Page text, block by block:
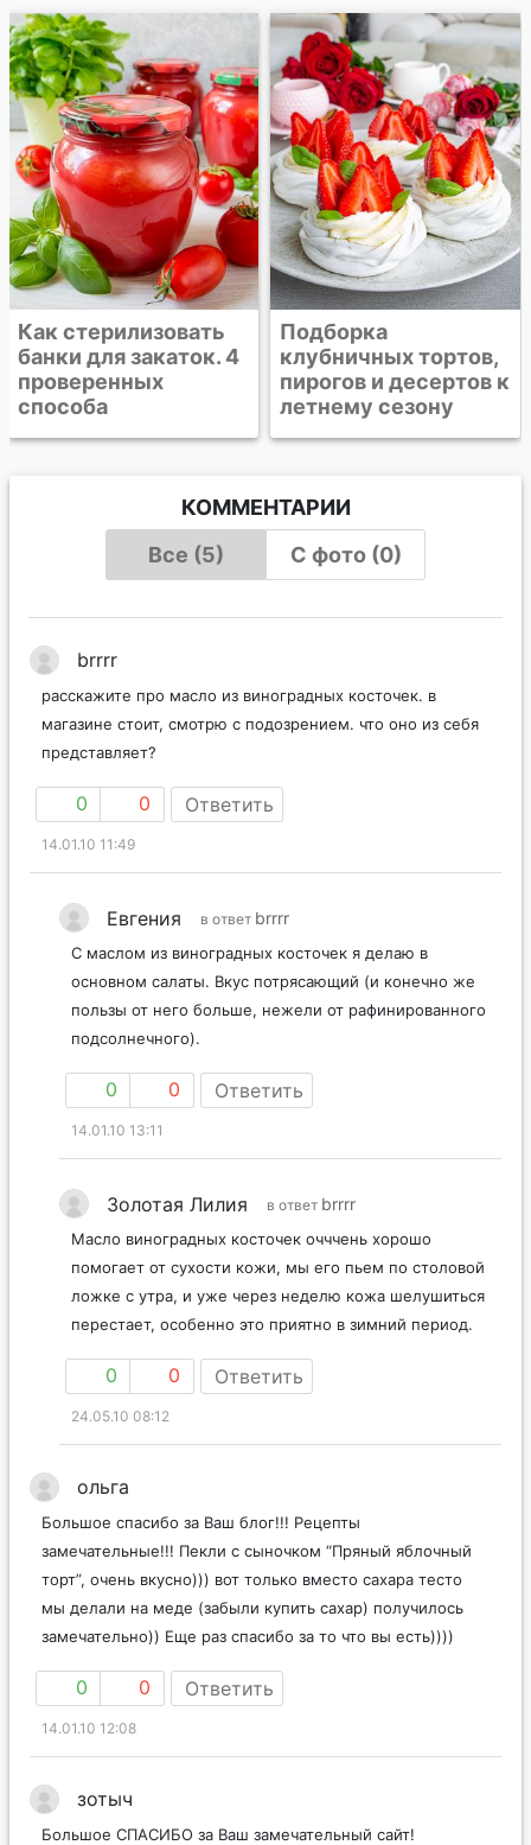
Как стерилизовать
банки для закаток. 4
проверенных
способа
Подборка
клубничных тортов,
пирогов и десертов к
летнему сезону
КОММЕНТАРИИ
Все (5)
С фото (0)
brrrr
расскажите про масло из виноградных косточек. в
магазине стоит, смотрю с подозрением. что оно из себя
представляет?
0 0 Ответить
14.01.10 11:49
Евгения в ответ brrrr
С маслом из виноградных косточек я делаю в
основном салаты. Вкус потрясающий (и конечно же
пользы от него больше, нежели от рафинированного
подсолнечного).
0 0 Ответить
14.01.10 13:11
Золотая Лилия в ответ brrrr
Масло виноградных косточек очччень хорошо
помогает от сухости кожи, мы его пьем по столовой
ложке с утра, и уже через неделю кожа шелушиться
перестает, особенно это приятно в зимний период.
0 0 Ответить
24.05.10 08:12
ольга
Большое спасибо за Ваш блог!!! Рецепты
замечательные!!! Пекли с сыночком “Пряный яблочный
торт”, очень вкусно))) вот только вместо сахара тесто
мы делали на меде (забыли купить сахар) получилось
замечательно)) Еще раз спасибо за то что вы есть))))
0 0 Ответить
14.01.10 12:08
зотыч
Большое СПАСИБО за Ваш замечательный сайт!